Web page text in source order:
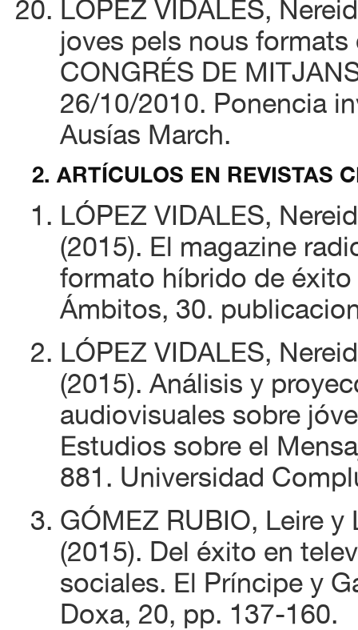
LÓPEZ VIDALES,
joves pels nous formats
CONGRÉS DE
26/10/2010. Ponencia
Ausías March.
2. ARTÍCULOS EN REVISTAS
LÓPEZ VIDALES,
(2015). El magazine
formato híbrido de éxito
Ámbitos, 30.
LÓPEZ VIDALES,
(2015). Análisis y
audiovisuales sobre
Estudios sobre el
881. Universidad
GÓMEZ RUBIO, Leire y
(2015). Del éxito en
sociales. El Príncipe y
Doxa, 20, pp. 137-160.